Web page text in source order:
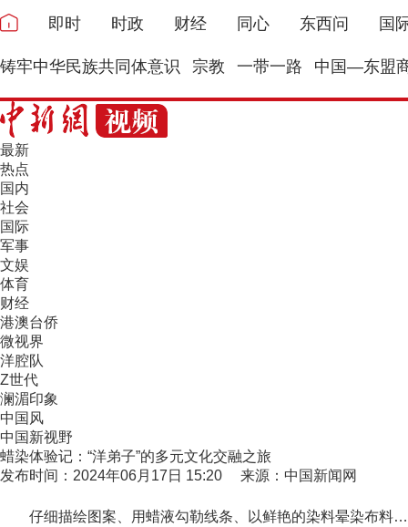
即时 时政 财经 同心 东西问 国
铸牢中华民族共同体意识 宗教 一带一路 中国—东盟
最新
热点
国内
社会
国际
军事
文娱
体育
财经
港澳台侨
微视界
洋腔队
Z世代
澜湄印象
中国风
中国新视野
蜡染体验记：“洋弟子”的多元文化交融之旅
发布时间：2024年06月17日 15:20 来源：中国新闻网
仔细描绘图案、用蜡液勾勒线条、以鲜艳的染料晕染布料